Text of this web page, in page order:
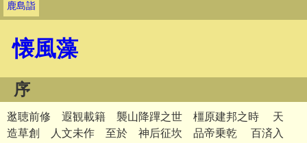
鹿島詣
懐風藻
序
逖聴前修 遐観載籍 襲山降蹕之世 橿原建邦之時 天
造草創 人文未作 至於 神后征坎 品帝乗乾 百済入